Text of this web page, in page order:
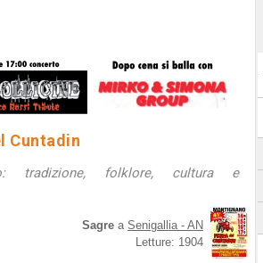
Cuntadin
tradizione, folklore, cultura e
Sagre a Senigallia - AN
Letture: 1904